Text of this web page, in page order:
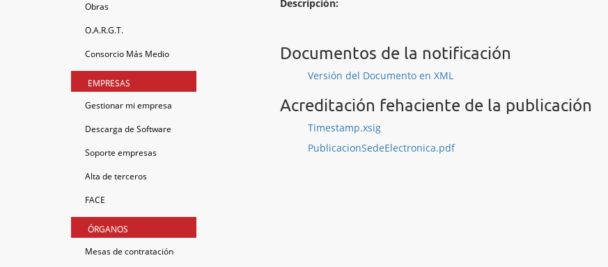
Obras
O.A.R.G.T.
Consorcio Más Medio
EMPRESAS
Gestionar mi empresa
Descarga de Software
Soporte empresas
Alta de terceros
FACE
ÓRGANOS
Mesas de contratación
Descripción:
Documentos de la notificación
Versión del Documento en XML
Acreditación fehaciente de la publicación
Timestamp.xsig
PublicacionSedeElectronica.pdf